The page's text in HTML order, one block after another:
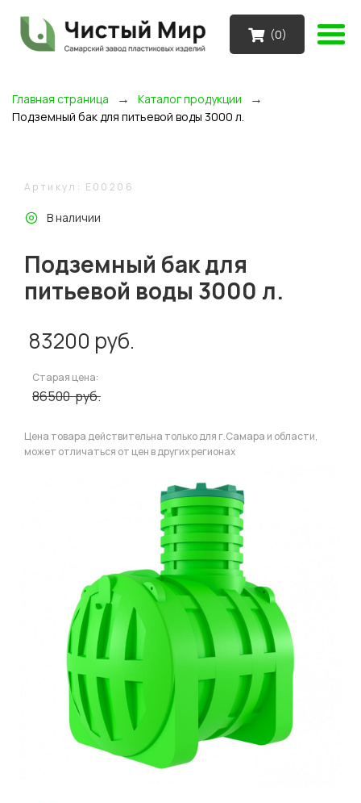
(0)
Главная страница → Каталог продукции →
Подземный бак для питьевой воды 3000 л.
Артикул: E00206
В наличии
Подземный бак для
питьевой воды 3000 л.
83200 руб.
Старая цена:
86500руб.
Цена товара действительна только для г.Самара и области,
может отличаться от цен в других регионах